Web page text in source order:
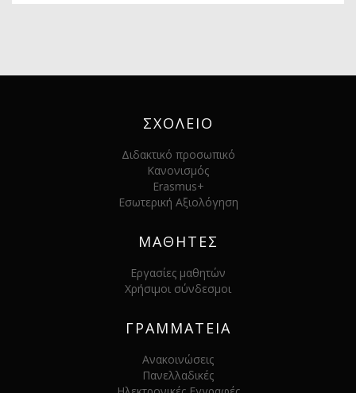
ΣΧΟΛΕΙΟ
Διδακτικό προσωπικό
Κανονισμός
Erasmus+
Εσωτερική Αξιολόγηση
ΜΑΘΗΤΕΣ
Εργασίες μαθητών
Χρήσιμοι σύνδεσμοι
ΓΡΑΜΜΑΤΕΙΑ
Ανακοινώσεις
Πανελλαδικές